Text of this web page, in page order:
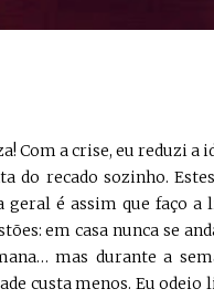
Com a crise, eu reduzi a
do recado sozinho.
é assim que faço a
em casa nunca se
mas durante a
custa menos. Eu odeio